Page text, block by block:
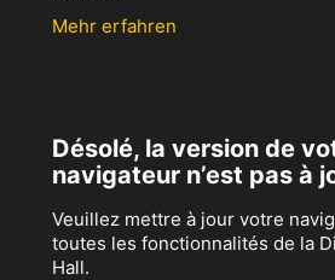
Mehr erfahren
Désolé, la version de
navigateur n’est pas à
Veuillez mettre à jour votre
toutes les fonctionnalités de la
Hall.